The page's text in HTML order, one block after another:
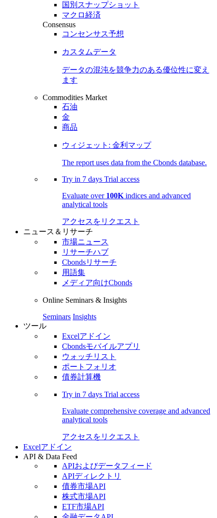
国別スナップショット
マクロ経済
Consensus
コンセンサス予想
カスタムデータ
データの混沌を競争力のある優位性に変え
ます
Commodities Market
石油
金
商品
ウィジェット: 金利マップ
The report uses data from the Cbonds database.
Try in 7 days Trial access
Evaluate over 100K indices and advanced
analytical tools
アクセスをリクエスト
ニュース＆リサーチ
市場ニュース
リサーチハブ
Cbondsリサーチ
用語集
メディア向けCbonds
Online Seminars & Insights
Seminars Insights
ツール
Excelアドイン
Cbondsモバイルアプリ
ウォッチリスト
ポートフォリオ
債券計算機
Try in 7 days Trial access
Evaluate comprehensive coverage and advanced
analytical tools
アクセスをリクエスト
Excelアドイン
API & Data Feed
APIおよびデータフィード
APIディレクトリ
債券市場API
株式市場API
ETF市場API